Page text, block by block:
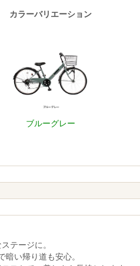
カラーバリエーション
ブルーグレー
テージに。
い帰り道も安心。